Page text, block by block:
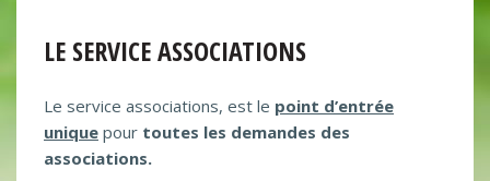
LE SERVICE ASSOCIATIONS
Le service associations, est le point d’entrée
unique pour toutes les demandes des
associations.